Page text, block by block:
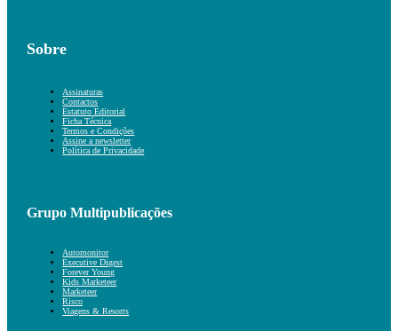
Sobre
Assinaturas
Contactos
Estatuto Editorial
Ficha Técnica
Termos e Condições
Assine a newsletter
Política de Privacidade
Grupo Multipublicações
Automonitor
Executive Digest
Forever Young
Kids Marketeer
Marketeer
Risco
Viagens & Resorts